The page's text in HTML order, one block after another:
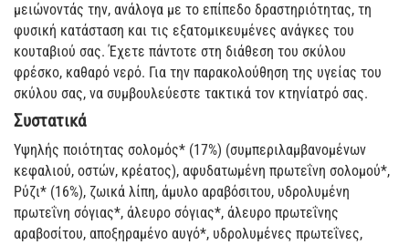
μειώνοντάς την, ανάλογα με το επίπεδο δραστηριότητας, τη
φυσική κατάσταση και τις εξατομικευμένες ανάγκες του
κουταβιού σας. Έχετε πάντοτε στη διάθεση του σκύλου
φρέσκο, καθαρό νερό. Για την παρακολούθηση της υγείας του
σκύλου σας, να συμβουλεύεστε τακτικά τον κτηνίατρό σας.
Συστατικά
Υψηλής ποιότητας σολομός* (17%) (συμπεριλαμβανομένων
κεφαλιού, οστών, κρέατος), αφυδατωμένη πρωτεΐνη σολομού*,
Ρύζι* (16%), ζωικά λίπη, άμυλο αραβόσιτου, υδρολυμένη
πρωτεΐνη σόγιας*, άλευρο σόγιας*, άλευρο πρωτεΐνης
αραβοσίτου, αποξηραμένο αυγό*, υδρολυμένες πρωτεΐνες,